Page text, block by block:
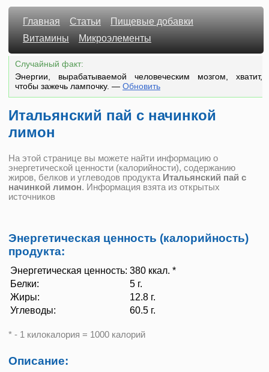
Главная Статьи
Пищевые добавки
Витамины
Микроэлементы
Случайный факт:
Энергии, вырабатываемой человеческим мозгом, хватит,
чтобы зажечь лампочку. — Обновить
Итальянский пай с начинкой
лимон
На этой странице вы можете найти информацию о
энергетической ценности (калорийности), содержанию
жиров, белков и углеводов продукта Итальянский пай с
начинкой лимон. Информация взята из открытых
источников
Энергетическая ценность (калорийность)
продукта:
Энергетическая ценность: 380 ккал. *
Белки:
5 г.
Жиры:
12.8 г.
Углеводы:
60.5 г.
* - 1 килокалория = 1000 калорий
Описание: